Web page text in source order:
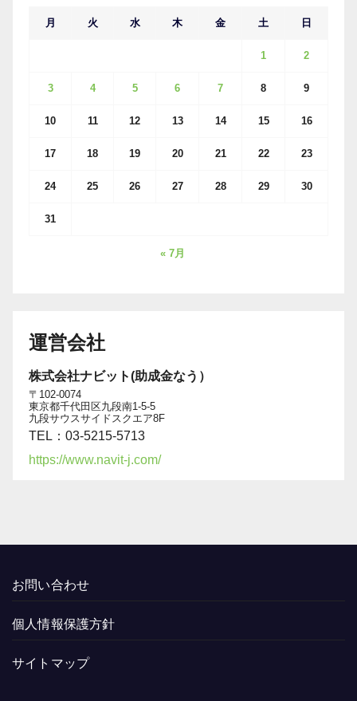
月 火 水 木 金 土 日
1 2
3 4 5 6 7 8 9
10 11 12 13 14 15 16
17 18 19 20 21 22 23
24 25 26 27 28 29 30
31
« 7月
運営会社
株式会社ナビット(助成金なう）
〒102-0074
東京都千代田区九段南1-5-5
九段サウスサイドスクエア8F
TEL：03-5215-5713
https://www.navit-j.com/
お問い合わせ
個人情報保護方針
サイトマップ